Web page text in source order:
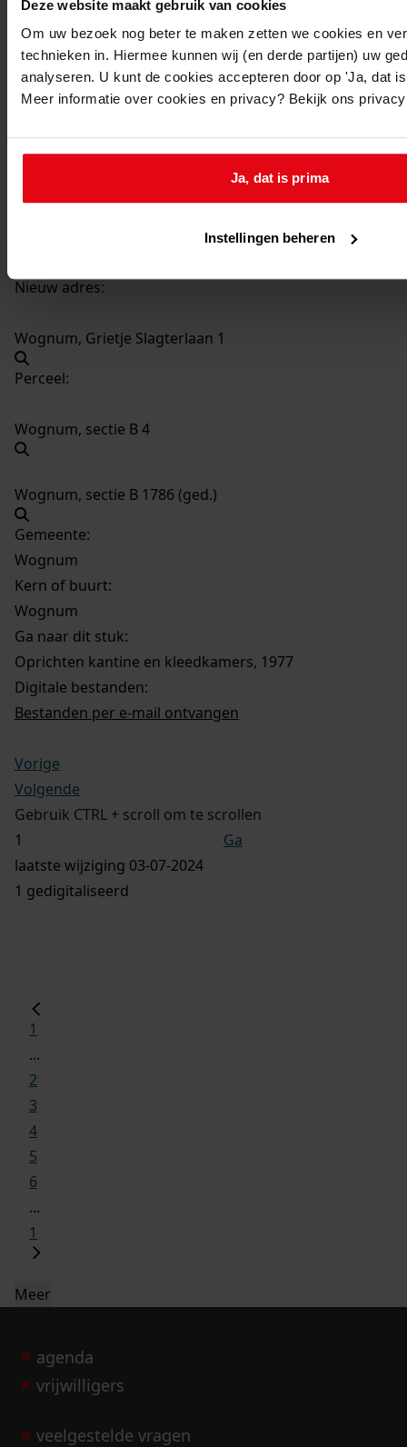
Deze website maakt gebruik van cookies
Om uw bezoek nog beter te maken zetten we cookies en
technieken in. Hiermee kunnen wij (en derde partijen) uw
analyseren. U kunt de cookies accepteren door op 'Ja, dat
Meer informatie over cookies en privacy? Bekijk ons
Ja, dat is prima
Instellingen beheren
Oprichten kantine en kleedkamers, 1977
Datering:
1977
Beschrijving:
Datum vergunning:
Wognum, Grietje Slagterlaan 1
Nieuw adres:
Wognum, Grietje Slagterlaan 1
Perceel:
Wognum, sectie B 4
Wognum, sectie B 1786 (ged.)
Gemeente:
Wognum
Kern of buurt:
Wognum
Ga naar dit stuk:
Oprichten kantine en kleedkamers, 1977
Digitale bestanden:
Bestanden per e-mail ontvangen
Vorige
Volgende
Gebruik CTRL + scroll om te scrollen
Ga
laatste wijziging 03-07-2024
1 gedigitaliseerd
1
...
2
3
4
5
6
...
1
Meer
agenda
vrijwilligers
veelgestelde vragen